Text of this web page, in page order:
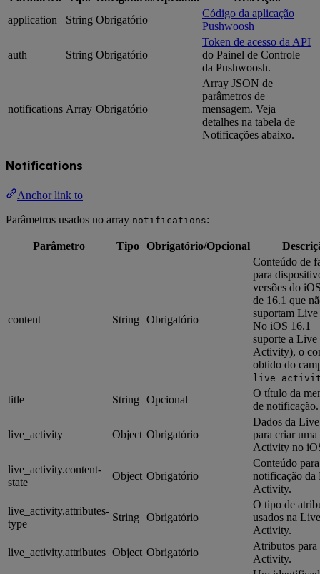
application
String Obrigatório
Código da aplicação
Pushwoosh
auth String Obrigatório
Token de acesso da API
do Painel de Controle
da Pushwoosh.
notifications Array Obrigatório
Array JSON de
parâmetros de
mensagem. Veja
detalhes na tabela de
Notificações abaixo.
Notifications
Anchor link to
Parâmetros usados no array notifications:
Parâmetro Tipo Obrigatório/Opcional
content String Obrigatório
Conteúdo de
para
versões do
de 16.1 que
suportam
No iOS 16.1+
suporte a Live
Activity), o
obtido do
title String Opcional
O título da
de notificação.
live_activity Object Obrigatório
Dados da
para criar
Activity no
live_activity.content-
state
Object Obrigatório
Conteúdo
notificação da
Activity.
live_activity.attributes-
type
String Obrigatório
O tipo de
usados na Live
Activity.
live_activity.attributes Object Obrigatório
Atributos
Activity.